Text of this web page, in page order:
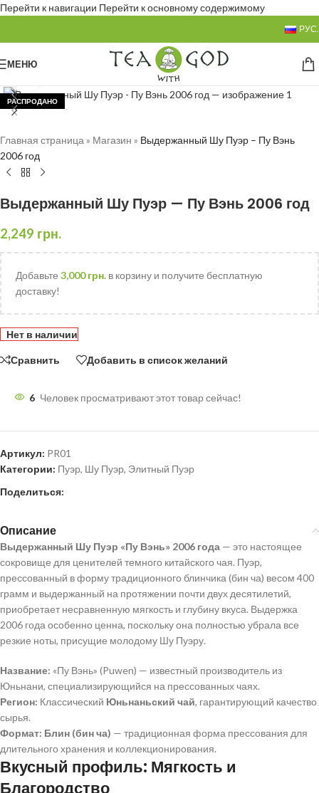
Перейти к навигации Перейти к основному содержимому
РУС.
МЕНЮ
РАСПРОДАНО
Нажмите, чтобы увеличить
Главная страница» Магазин » Выдержанный Шу Пуэр – Пу Вэнь
2006 год
Выдержанный Шу Пуэр — Пу Вэнь 2006 год
2,249 грн.
Добавьте 3,000грн. в корзину и получите бесплатную
доставку!
Нет в наличии
Сравнить Добавить в список желаний
6 Человек просматривают этот товар сейчас!
Артикул: PR01
Категории: Пуэр, Шу Пуэр, Элитный Пуэр
Поделиться:
Описание
Выдержанный Шу Пуэр «Пу Вэнь» 2006 года — это настоящее
сокровище для ценителей темного китайского чая. Пуэр,
прессованный в форму традиционного блинчика (бин ча) весом 400
грамм и выдержанный на протяжении почти двух десятилетий,
приобретает несравненную мягкость и глубину вкуса. Выдержка
2006 года особенно ценна, поскольку она полностью убрала все
резкие ноты, присущие молодому Шу Пуэру.
Название: «Пу Вэнь» (Puwen) — известный производитель из
Юньнани, специализирующийся на прессованных чаях.
Регион: Классический Юньнаньский чай, гарантирующий качество
сырья.
Формат: Блин (бин ча) — традиционная форма прессования для
длительного хранения и коллекционирования.
Вкусный профиль: Мягкость и